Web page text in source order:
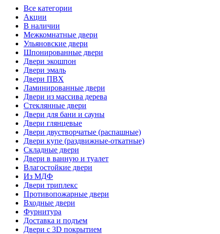
Все категории
Акции
В наличии
Межкомнатные двери
Ульяновские двери
Шпонированные двери
Двери экошпон
Двери эмаль
Двери ПВХ
Ламинированные двери
Двери из массива дерева
Стеклянные двери
Двери для бани и сауны
Двери глянцевые
Двери двустворчатые (распашные)
Двери купе (раздвижные-откатные)
Складные двери
Двери в ванную и туалет
Влагостойкие двери
Из МДФ
Двери триплекс
Противопожарные двери
Входные двери
Фурнитура
Доставка и подъем
Двери с 3D покрытием